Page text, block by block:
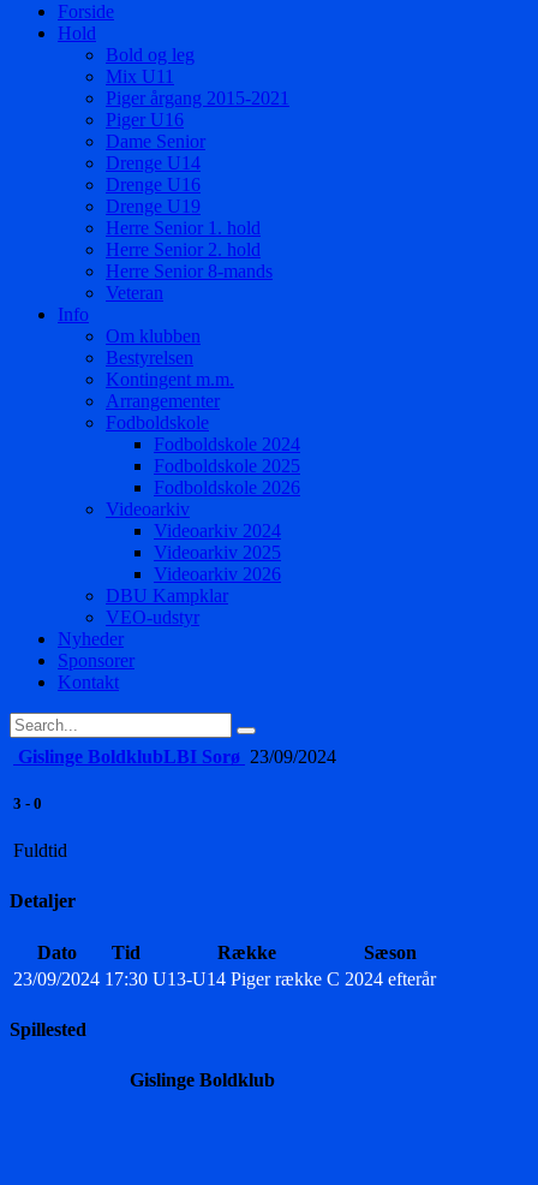
Forside
Hold
Bold og leg
Mix U11
Piger årgang 2015-2021
Piger U16
Dame Senior
Drenge U14
Drenge U16
Drenge U19
Herre Senior 1. hold
Herre Senior 2. hold
Herre Senior 8-mands
Veteran
Info
Om klubben
Bestyrelsen
Kontingent m.m.
Arrangementer
Fodboldskole
Fodboldskole 2024
Fodboldskole 2025
Fodboldskole 2026
Videoarkiv
Videoarkiv 2024
Videoarkiv 2025
Videoarkiv 2026
DBU Kampklar
VEO-udstyr
Nyheder
Sponsorer
Kontakt
Gislinge BoldklubLBI Sorø 23/09/2024
3 - 0
Fuldtid
Detaljer
Dato Tid Række
Sæson
23/09/2024 17:30 U13-U14 Piger række C 2024 efterår
Spillested
Gislinge Boldklub